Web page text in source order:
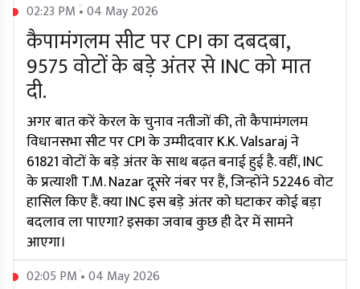
02:23 PM • 04 May 2026
कैपामंगलम सीट पर CPI का दबदबा,
9575 वोटों के बड़े अंतर से INC को मात
दी.
अगर बात करें केरल के चुनाव नतीजों की, तो कैपामंगलम
विधानसभा सीट पर CPI के उम्मीदवार K.K. Valsaraj ने
61821 वोटों के बड़े अंतर के साथ बढ़त बनाई हुई है. वहीं, INC
के प्रत्याशी T.M. Nazar दूसरे नंबर पर हैं, जिन्होंने 52246 वोट
हासिल किए हैं. क्या INC इस बड़े अंतर को घटाकर कोई बड़ा
बदलाव ला पाएगा? इसका जवाब कुछ ही देर में सामने
आएगा।
02:05 PM • 04 May 2026